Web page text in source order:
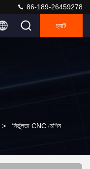
86-189-26459278
চ্যাট
> নির্ভুলতা CNC মেশিন